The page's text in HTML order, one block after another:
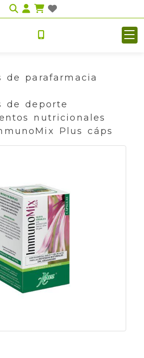
Identifícate
de parafarmacia
de deporte
nutricionales
Plus cáps